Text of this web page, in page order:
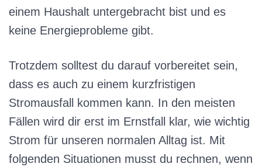
einem Haushalt untergebracht bist und es
keine Energieprobleme gibt.
Trotzdem solltest du darauf vorbereitet sein,
dass es auch zu einem kurzfristigen
Stromausfall kommen kann. In den meisten
Fällen wird dir erst im Ernstfall klar, wie wichtig
Strom für unseren normalen Alltag ist. Mit
folgenden Situationen musst du rechnen, wenn